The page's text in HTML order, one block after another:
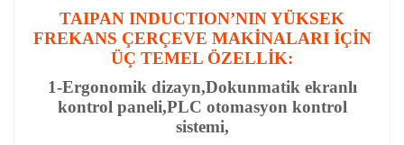
TAIPAN INDUCTION’NIN YÜKSEK
FREKANS ÇERÇEVE MAKİNALARI İÇİN
ÜÇ TEMEL ÖZELLİK:
1-Ergonomik dizayn,Dokunmatik ekranlı
kontrol paneli,PLC otomasyon kontrol
sistemi,